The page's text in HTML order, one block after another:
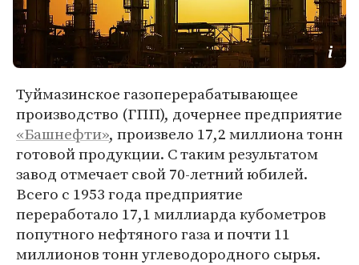
Туймазинское газоперерабатывающее
производство (ГПП), дочернее предприятие
«Башнефти», произвело 17,2 миллиона тонн
готовой продукции. С таким результатом
завод отмечает свой 70-летний юбилей.
Всего с 1953 года предприятие
переработало 17,1 миллиарда кубометров
попутного нефтяного газа и почти 11
миллионов тонн углеводородного сырья.